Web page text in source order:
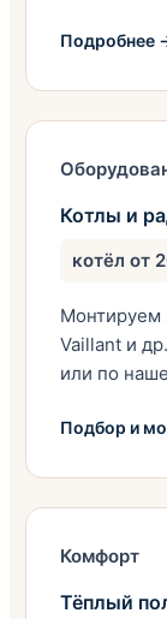
Подробнее
Котлы и
котёл от
Монтируем
Vaillant и
или по
Подбор и
Комфорт
Тёплый